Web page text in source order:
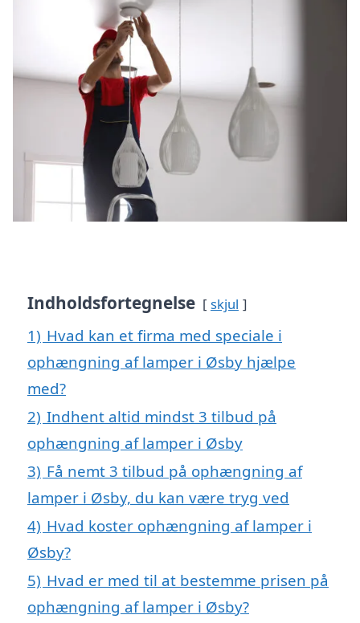
Indholdsfortegnelse skjul
1) Hvad kan et firma med speciale i
ophængning af lamper i Øsby hjælpe
med?
2) Indhent altid mindst 3 tilbud på
ophængning af lamper i Øsby
3) Få nemt 3 tilbud på ophængning af
lamper i Øsby, du kan være tryg ved
4) Hvad koster ophængning af lamper i
Øsby?
5) Hvad er med til at bestemme prisen på
ophængning af lamper i Øsby?